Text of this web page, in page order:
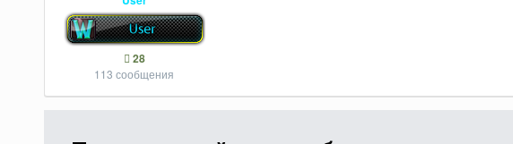
28
113 сообщения